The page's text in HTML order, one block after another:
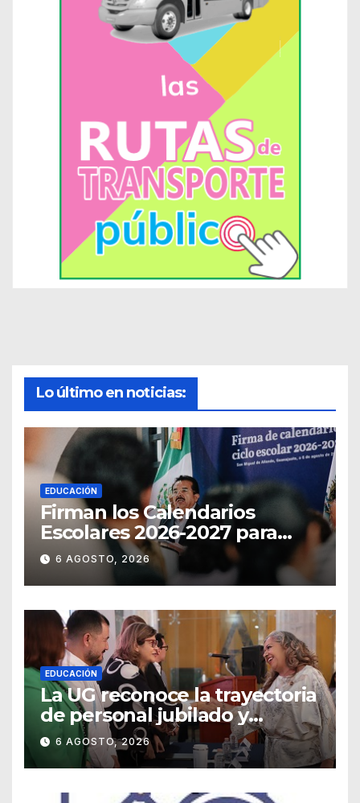
Lo último en noticias:
EDUCACIÓN
Firman los Calendarios
Escolares 2026-2027 para
Guanajuato
6 AGOSTO, 2026
EDUCACIÓN
La UG reconoce la trayectoria
de personal jubilado y
agradece su legado
6 AGOSTO, 2026